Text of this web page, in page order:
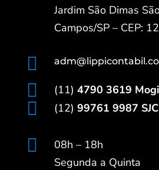
Jardim São Dimas
Campos/SP – CEP:

 (11) 4790 3619 Mogi
 (12) 99761 9987 SJC

08h – 18h
Segunda a Quinta